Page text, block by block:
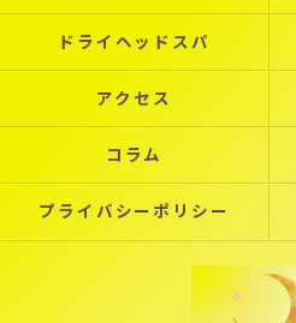
ドライヘッドスパ
アクセス
コラム
プライバシーポリシー